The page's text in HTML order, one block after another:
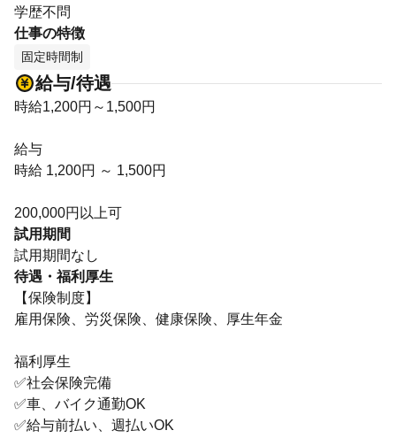
学歴不問
仕事の特徴
固定時間制
給与/待遇
時給1,200円～1,500円
給与
時給 1,200円 ～ 1,500円
200,000円以上可
試用期間
試用期間なし
待遇・福利厚生
【保険制度】
雇用保険、労災保険、健康保険、厚生年金
福利厚生
✅社会保険完備
✅車、バイク通勤OK
✅給与前払い、週払いOK